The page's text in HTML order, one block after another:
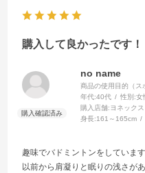
購入して良かったです！
no name
商品の使用目的（ス
年代:40代 性別:女
購入店舗: ヨネック
身長:161～165cm
趣味でバドミントンをしています
以前から肩凝りと眠りの浅さが